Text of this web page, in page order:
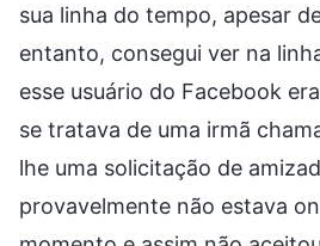
sua linha do tempo, apesar
entanto, consegui ver na
esse usuário do Facebook
se tratava de uma irmã
lhe uma solicitação de
provavelmente não estava